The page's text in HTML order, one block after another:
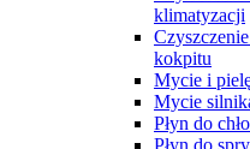
klimatyzacji
kokpitu
Mycie i
Mycie
Płyn do
Płyn do